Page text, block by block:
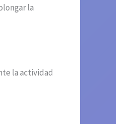
la
la actividad